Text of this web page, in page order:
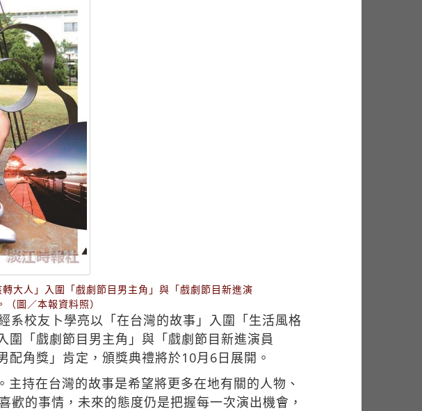
大人」入圍「戲劇節目男主角」與「戲劇節目新進演
圖／本報資料照）
系校友卜學亮以「在台灣的故事」入圍「生活風格
「戲劇節目男主角」與「戲劇節目新進演員
角獎」肯定，頒獎典禮將於10月6日展開。
持在台灣的故事是希望將更多在地有關的人物、
的事情，未來的態度仍是把握每一次演出機會，